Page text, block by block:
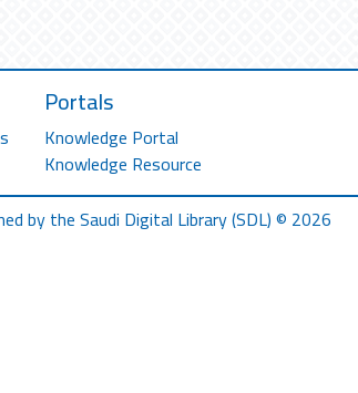
Portals
Knowledge Portal
Knowledge Resource
by the Saudi Digital Library (SDL) © 2026